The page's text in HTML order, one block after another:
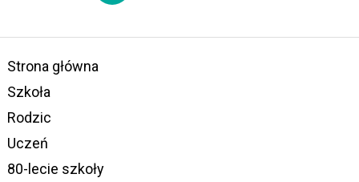
Strona główna
Szkoła
Rodzic
Uczeń
80-lecie szkoły